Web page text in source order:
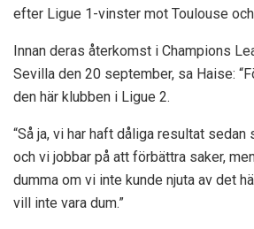
efter Ligue 1-vinster mot Toulouse
Innan deras återkomst i Champions
Sevilla den 20 september, sa Haise:
den här klubben i Ligue 2.
“Så ja, vi har haft dåliga resultat
och vi jobbar på att förbättra saker,
dumma om vi inte kunde njuta av det
vill inte vara dum.”